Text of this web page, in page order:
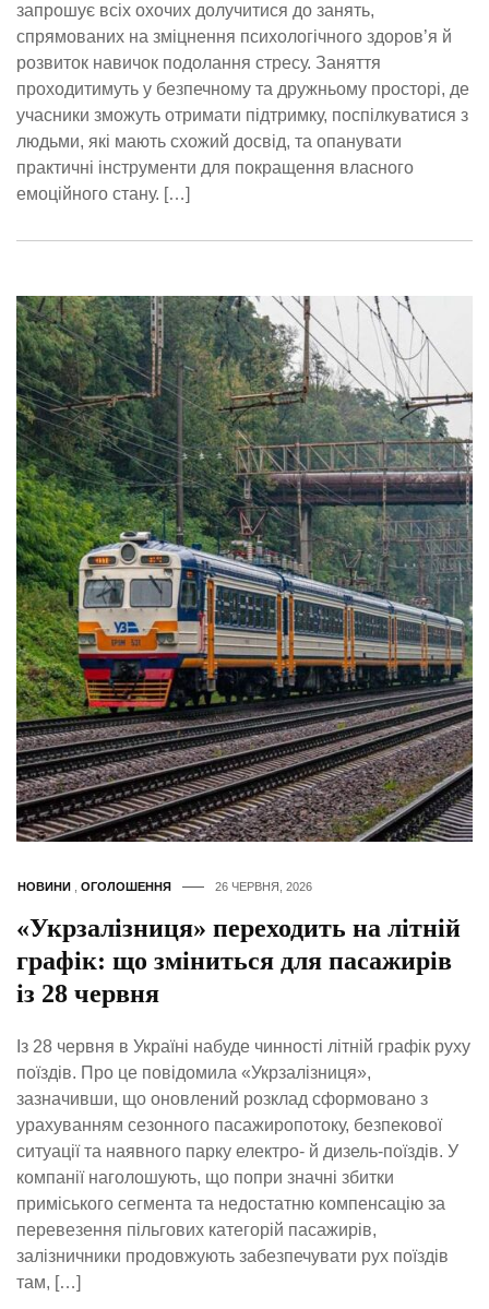
запрошує всіх охочих долучитися до занять,
спрямованих на зміцнення психологічного здоров’я й
розвиток навичок подолання стресу. Заняття
проходитимуть у безпечному та дружньому просторі, де
учасники зможуть отримати підтримку, поспілкуватися з
людьми, які мають схожий досвід, та опанувати
практичні інструменти для покращення власного
емоційного стану. […]
НОВИНИ ОГОЛОШЕННЯ 26 ЧЕРВНЯ, 2026
«Укрзалізниця» переходить на літній
графік: що зміниться для пасажирів
із 28 червня
Із 28 червня в Україні набуде чинності літній графік руху
поїздів. Про це повідомила «Укрзалізниця»,
зазначивши, що оновлений розклад сформовано з
урахуванням сезонного пасажиропотоку, безпекової
ситуації та наявного парку електро- й дизель-поїздів. У
компанії наголошують, що попри значні збитки
приміського сегмента та недостатню компенсацію за
перевезення пільгових категорій пасажирів,
залізничники продовжують забезпечувати рух поїздів
там, […]